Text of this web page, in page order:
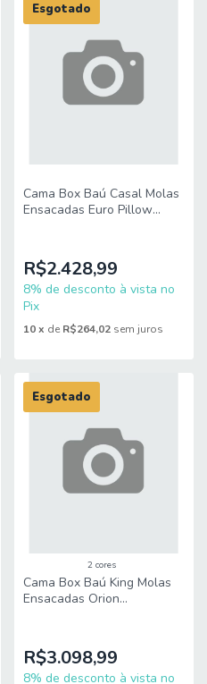
Cama Box Baú Casal Molas
Ensacadas Euro Pillow
por pessoa
R$2.428,99
8% de desconto à vista no
Pix
Esgotado
10 x de R$264,02 sem juros
2 cores
Cama Box Baú King Molas
Ensacadas Orion
pessoa
R$3.098,99
8% de desconto à vista no
Esgotado